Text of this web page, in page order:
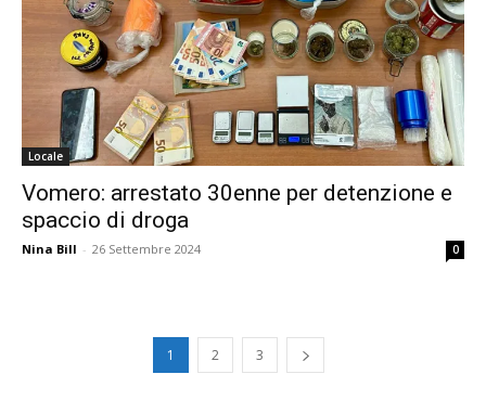
Locale
Vomero: arrestato 30enne per detenzione e
spaccio di droga
Nina Bill - 26 Settembre 2024 0
1 2 3